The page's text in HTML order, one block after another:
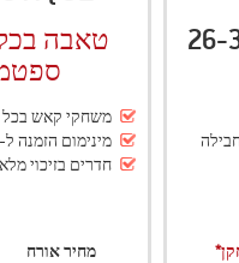
17- ורנה
ספטמבר- 05
פסטיבל קאש
העברות, ארוחות
קאש בונוסים של 200€ ו- 300€
מחיר אורח